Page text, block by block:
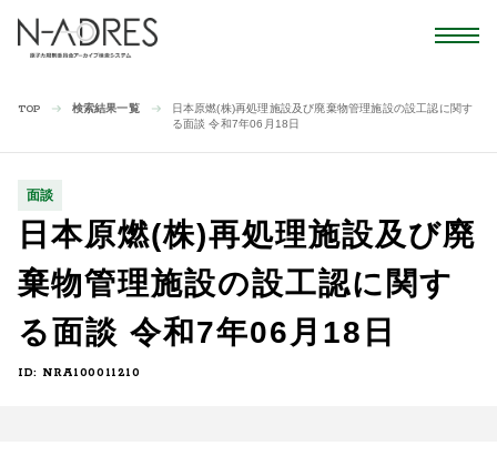
TOP 検索結果一覧
日本原燃(株)再処理施設及び廃棄物管理施設の設工認に関す
る面談 令和7年06月18日
面談
日本原燃(株)再処理施設及び廃
棄物管理施設の設工認に関す
る面談 令和7年06月18日
ID: NRA100011210